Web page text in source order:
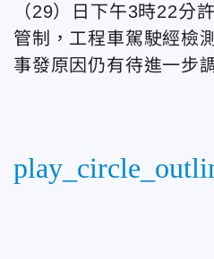
（29）日下午3時22分
管制，工程車駕駛經檢
事發原因仍有待進一步